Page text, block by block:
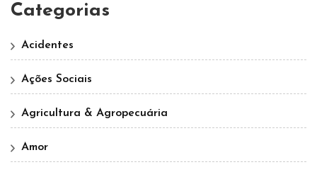
Categorias
Acidentes
Ações Sociais
Agricultura & Agropecuária
Amor